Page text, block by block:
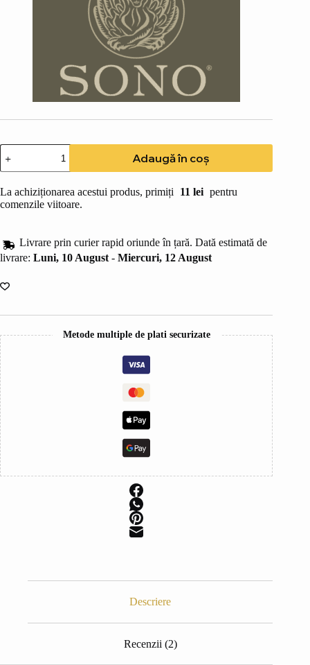
Cantitate
Sono
Argan
Leave-
In:
și
Protecție
ml)
2
cadouri
Adaugă în coș
La achiziționarea acestui produs, primiți 11 lei pentru
comenzile viitoare.
Livrare prin curier rapid oriunde în țară. Dată estimată de
livrare: Luni, 10 August - Miercuri, 12 August
Metode multiple de plati securizate
Descriere
Recenzii (2)